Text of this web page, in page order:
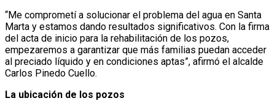
“Me comprometí a solucionar el problema del agua en Santa
Marta y estamos dando resultados significativos. Con la firma
del acta de inicio para la rehabilitación de los pozos,
empezaremos a garantizar que más familias puedan acceder
al preciado líquido y en condiciones aptas”, afirmó el alcalde
Carlos Pinedo Cuello.
La ubicación de los pozos